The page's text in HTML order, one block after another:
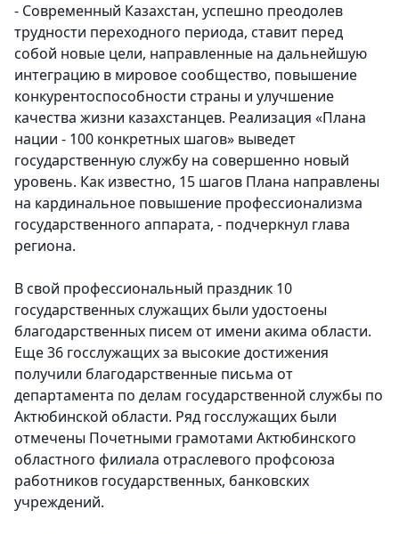
- Современный Казахстан, успешно преодолев
трудности переходного периода, ставит перед
собой новые цели, направленные на дальнейшую
интеграцию в мировое сообщество, повышение
конкурентоспособности страны и улучшение
качества жизни казахстанцев. Реализация «Плана
нации - 100 конкретных шагов» выведет
государственную службу на совершенно новый
уровень. Как известно, 15 шагов Плана направлены
на кардинальное повышение профессионализма
государственного аппарата, - подчеркнул глава
региона.
В свой профессиональный праздник 10
государственных служащих были удостоены
благодарственных писем от имени акима области.
Еще 36 госслужащих за высокие достижения
получили благодарственные письма от
департамента по делам государственной службы по
Актюбинской области. Ряд госслужащих были
отмечены Почетными грамотами Актюбинского
областного филиала отраслевого профсоюза
работников государственных, банковских
учреждений.